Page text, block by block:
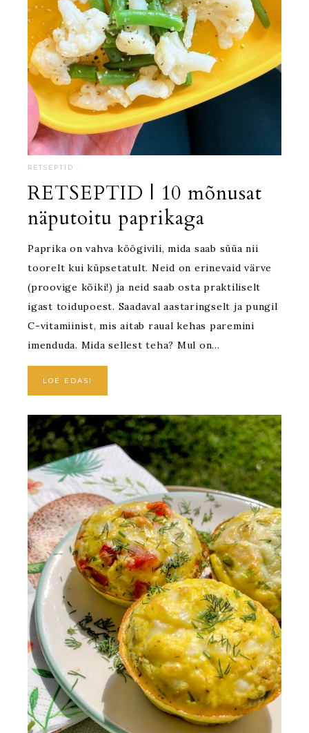
RETSEPTID ·
RETSEPTID | 10 mõnusat
näputoitu paprikaga
Paprika on vahva köögivili, mida saab süüa nii
toorelt kui küpsetatult. Neid on erinevaid värve
(proovige kõiki!) ja neid saab osta praktiliselt
igast toidupoest. Saadaval aastaringselt ja pungil
C-vitamiinist, mis aitab raual kehas paremini
imenduda. Mida sellest teha? Mul on…
LOE EDASI